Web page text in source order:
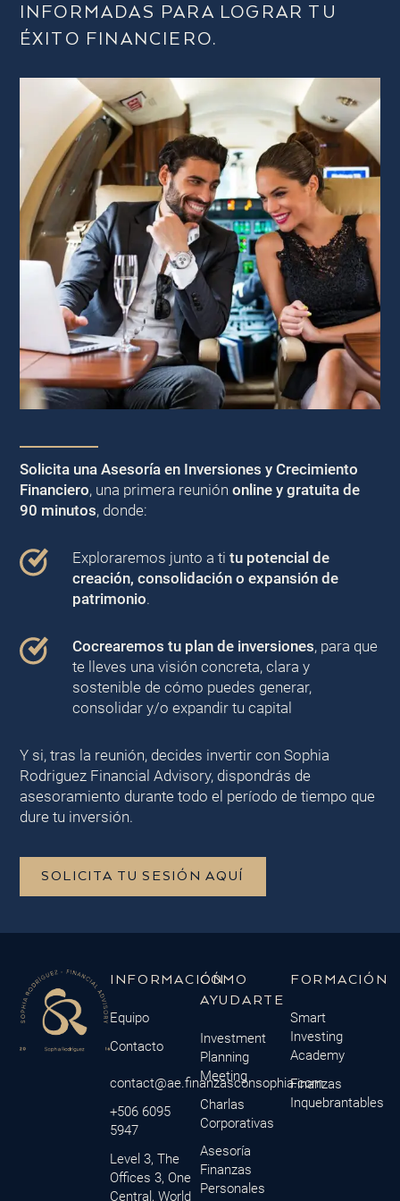
INFORMADAS PARA LOGRAR TU
ÉXITO FINANCIERO.
Solicita una Asesoría en Inversiones y Crecimiento
Financiero, una primera reunión online y gratuita de
90 minutos, donde:
Exploraremos junto a ti tu potencial de
creación, consolidación o expansión de
patrimonio.
Cocrearemos tu plan de inversiones, para que
te lleves una visión concreta, clara y
sostenible de cómo puedes generar,
consolidar y/o expandir tu capital
Y si, tras la reunión, decides invertir con Sophia
Rodriguez Financial Advisory, dispondrás de
asesoramiento durante todo el período de tiempo que
dure tu inversión.
SOLICITA TU SESIÓN AQUÍ
INFORMACIÓN
Equipo
Contacto
contact@ae.finanzasconsophia.com
+506 6095
5947
Level 3, The
Offices 3, One
Central, World
CÓMO
AYUDARTE
Investment
Planning
Meeting
Charlas
Corporativas
Asesoría
Finanzas
Personales
FORMACIÓN
Smart
Investing
Academy
Finanzas
Inquebrantables